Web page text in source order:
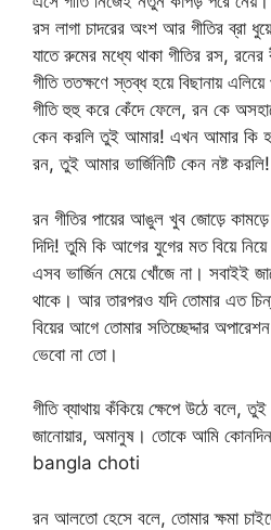
রস লাগা চাদরের অংশ আর গীতির ব্রা
যাতে রুমের মধ্যে থাকা গীতির রস,
গীতি ততক্ষণে স্তব্ধ হয়ে বিছানায়
গীতি হুহু করে কেঁদে ফেলে, রন কে
কেন করলি তুই আমার! এখন আমার কি
রন, তুই আমার ভার্জিনিটি কেন নষ্ট
রন গীতির পায়ের আঙুল খুব জোড়ে
দিদি! তুমি কি আগের যুগের মত বিয়ে
এসব ভার্জিন মেয়ে খোঁজে না। সবাইই
থাকে। আর তারপরও যদি তোমার এত
বিয়ের আগে তোমার সতিচ্ছেদ্দার
ভেবো না তো।
গীতি ব্যাথায় কঁকিয়ে ক্ষেপে উঠে বলে,
জানোয়ার, অমানুষ। তোকে আমি
bangla choti
রন আলতো হেসে বলে, তোমার ক্ষমা